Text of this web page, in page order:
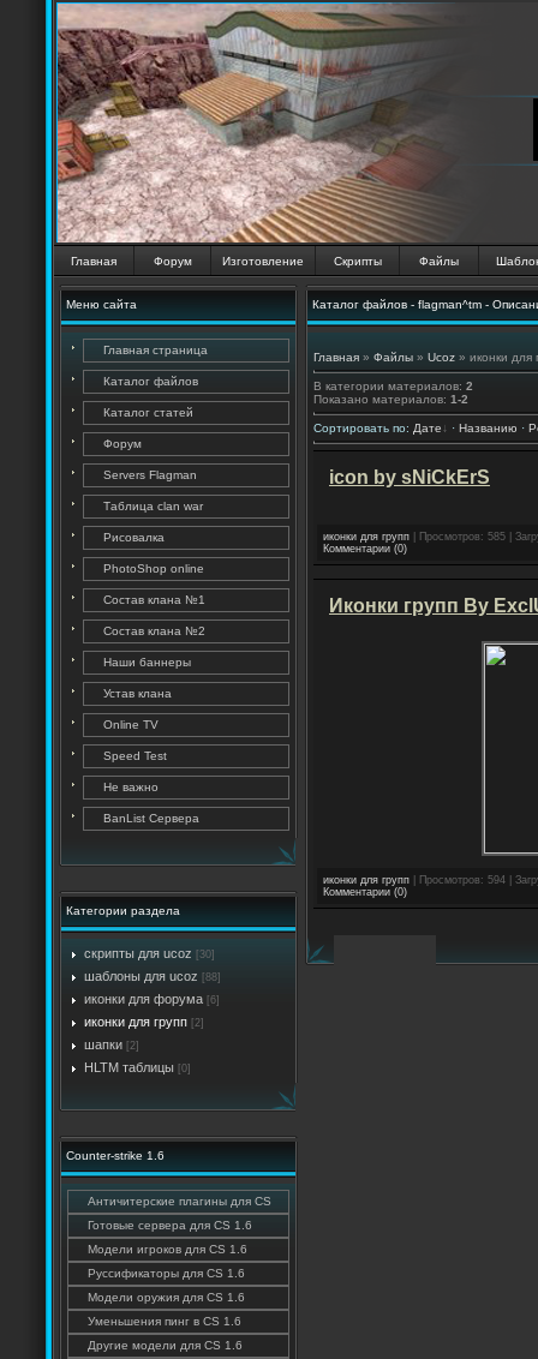
Главная Форум Изготовление Скрипты Файлы
Меню сайта
Главная страница
Каталог файлов
Каталог статей
Форум
Servers Flagman
Таблица clan war
Рисовалка
PhotoShop online
Состав клана №1
Состав клана №2
Наши баннеры
Устав клана
Online TV
Speed Test
Не важно
BanList Сервера
Категории раздела
скрипты для ucoz [30]
шаблоны для ucoz [88]
иконки для форума [6]
иконки для групп [2]
шапки [2]
HLTM таблицы [0]
Counter-strike 1.6
Античитерские плагины для CS
Готовые сервера для CS 1.6
Модели игроков для CS 1.6
Руссификаторы для CS 1.6
Модели оружия для CS 1.6
Уменьшения пинг в CS 1.6
Другие модели для CS 1.6
Каталог файлов - flagman^tm -
Главная » Файлы » Ucoz » иконки для
В категории материалов: 2
Показано материалов: 1-2
Сортировать по: Дате · Названию ·
icon by sNiCkErS
иконки для групп | Просмотров: 585 |
Комментарии (0)
Иконки групп By
иконки для групп | Просмотров: 594 |
Комментарии (0)